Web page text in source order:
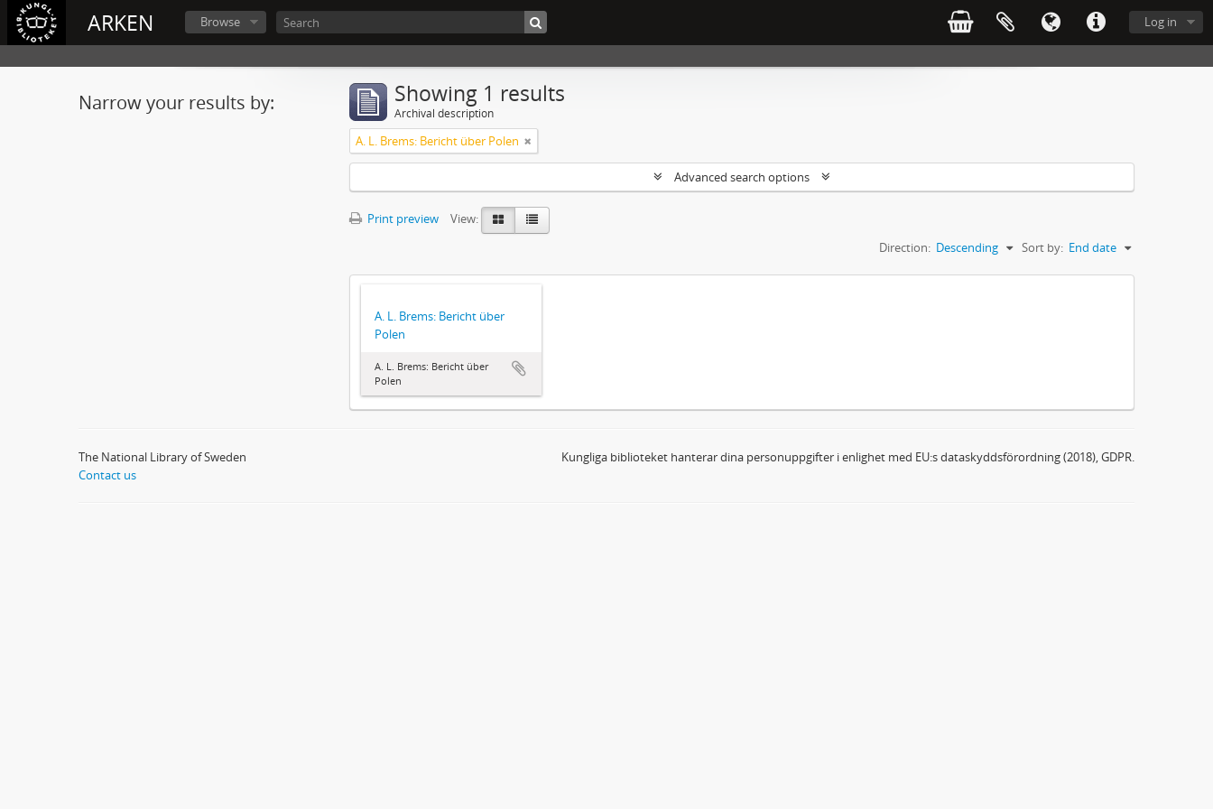
ARKEN Log in
Browse
Narrow your results by: Showing 1 results
Archival description
A. L. Brems: Bericht über Polen
Advanced search options
Print preview
View:
Sort by: End date
Direction: Descending
A. L. Brems: Bericht über
Polen
A. L. Brems: Bericht über
Polen
The National Library of Sweden
Contact us
Kungliga biblioteket hanterar dina personuppgifter i enlighet med EU:s dataskyddsförordning (2018), GDPR.